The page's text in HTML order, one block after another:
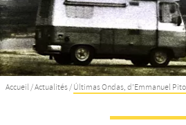
Se
Accueil /Actualités / Últimas Ondas, d’Emmanuel